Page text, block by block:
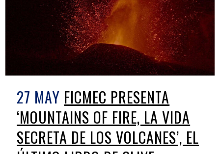
27 MAY FICMEC PRESENTA
‘MOUNTAINS OF FIRE, LA VIDA
SECRETA DE LOS VOLCANES’, EL